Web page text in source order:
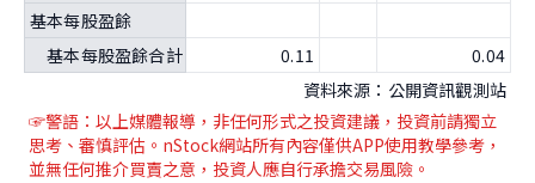
基本每股盈餘
基本每股盈餘合計
0.11
0.04
資料來源：公開資訊觀測站
☞警語：以上媒體報導 ，非任何形式之投資建議，投資前請獨立
思考、審慎評估。nStock網站所有內容僅供APP使用教學參考，
並無任何推介買賣之意，投資人應自行承擔交易風險。